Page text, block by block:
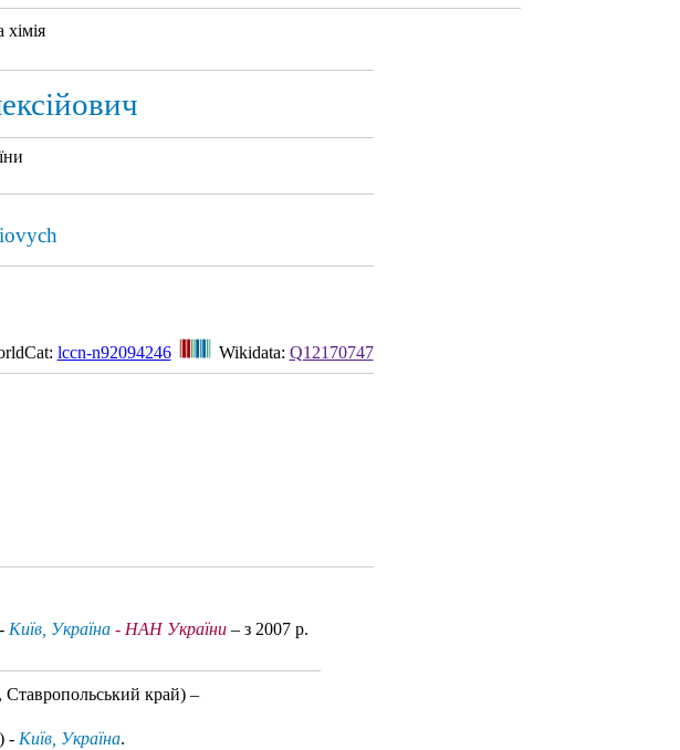
хімія
lccn-n92094246 Wikidata: Q12170747
- Київ, Україна- НАН України– з 2007 р.
край) –
-Київ, Україна.